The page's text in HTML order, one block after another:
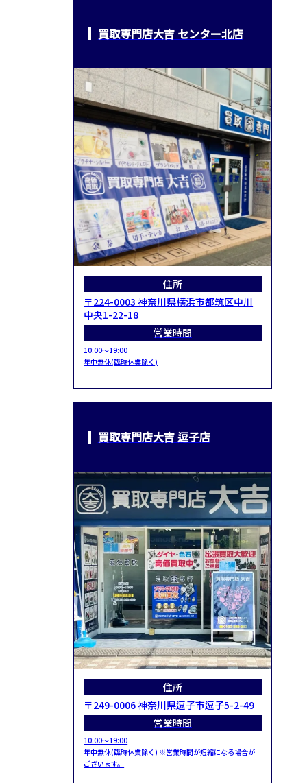
買取専門店大吉 センター北店
住所
〒224-0003 神奈川県横浜市都筑区中川
中央1-22-18
営業時間
10:00～19:00
年中無休(臨時休業除く)
買取専門店大吉 逗子店
住所
〒249-0006 神奈川県逗子市逗子5-2-49
営業時間
10:00～19:00
年中無休(臨時休業除く) ※営業時間が短縮になる場合が
ございます。